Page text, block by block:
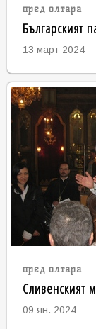
пред олтара
Българският
13 март 2024
пред олтара
Сливенският
09 ян. 2024